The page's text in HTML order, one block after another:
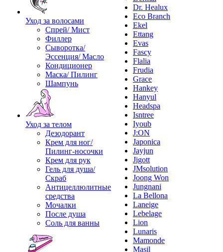
Уход за волосами
Спрей/ Мист
Филлер
Сыворотка/
Эссенция/ Масло
Кондиционер
Маска/ Пилинг
Шампунь
Уход за телом
Дезодорант
Крем для ног/
Пилинг-носочки
Крем для рук
Гель для душа/
Скраб
Антицеллюлитные
средства
Мочалки
После душа
Соль для ванны
Dr. Healux
Eco Branch
Ekel
Ettang
Evas
Fascy
Flalia
Frudia
Grace
Hankey
Hanyul
Headspa
Isntree
Iyoub
J:ON
Japonica
Jayjun
Jigott
JMsolution
Joong Won
Jungnani
La Bellona
Laneige
Lebelage
Lion
Lunaris
Mamonde
Masil